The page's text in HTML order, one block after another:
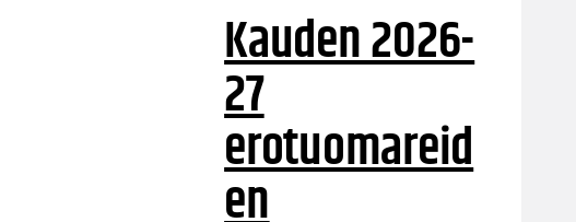
Kauden 2026-
27
erotuomareid
en